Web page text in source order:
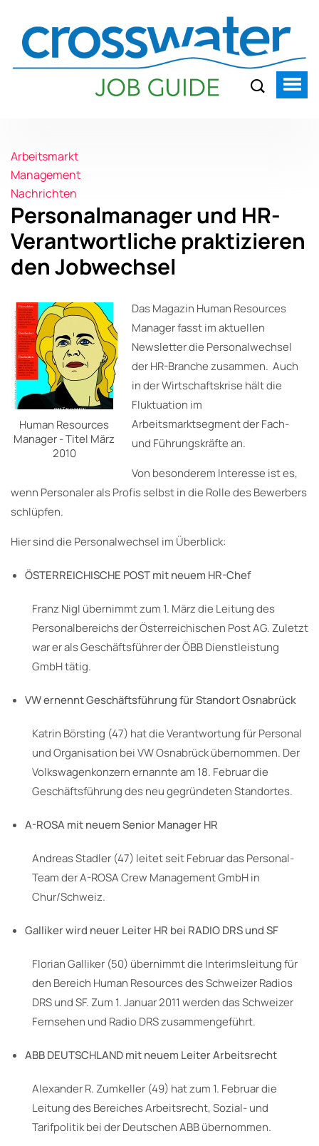
Arbeitsmarkt
Management
Nachrichten
Personalmanager und HR-
Verantwortliche praktizieren
den Jobwechsel
Human Resources
Manager - Titel März
2010
Das Magazin Human Resources
Manager fasst im aktuellen
Newsletter die Personalwechsel
der HR-Branche zusammen. Auch
in der Wirtschaftskrise hält die
Fluktuation im
Arbeitsmarktsegment der Fach-
und Führungskräfte an.
Von besonderem Interesse ist es,
wenn Personaler als Profis selbst in die Rolle des Bewerbers
schlüpfen.
Hier sind die Personalwechsel im Überblick:
ÖSTERREICHISCHE POST mit neuem HR-Chef
Franz Nigl übernimmt zum 1. März die Leitung des
Personalbereichs der Österreichischen Post AG. Zuletzt
war er als Geschäftsführer der ÖBB Dienstleistung
GmbH tätig.
VW ernennt Geschäftsführung für Standort Osnabrück
Katrin Börsting (47) hat die Verantwortung für Personal
und Organisation bei VW Osnabrück übernommen. Der
Volkswagenkonzern ernannte am 18. Februar die
Geschäftsführung des neu gegründeten Standortes.
A-ROSA mit neuem Senior Manager HR
Andreas Stadler (47) leitet seit Februar das Personal-
Team der A-ROSA Crew Management GmbH in
Chur/Schweiz.
Galliker wird neuer Leiter HR bei RADIO DRS und SF
Florian Galliker (50) übernimmt die Interimsleitung für
den Bereich Human Resources des Schweizer Radios
DRS und SF. Zum 1. Januar 2011 werden das Schweizer
Fernsehen und Radio DRS zusammengeführt.
ABB DEUTSCHLAND mit neuem Leiter Arbeitsrecht
Alexander R. Zumkeller (49) hat zum 1. Februar die
Leitung des Bereiches Arbeitsrecht, Sozial- und
Tarifpolitik bei der Deutschen ABB übernommen.